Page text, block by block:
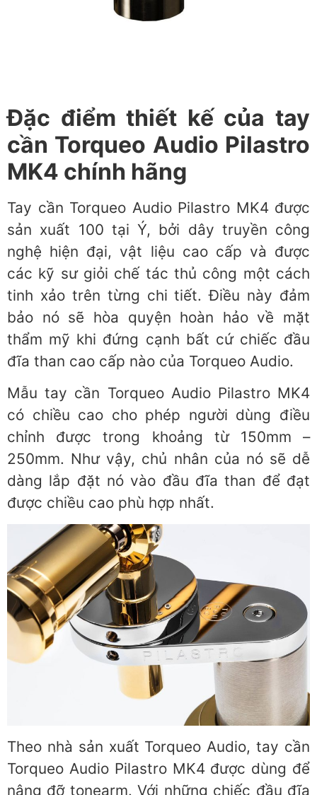
Đặc điểm thiết kế của tay
cần Torqueo Audio Pilastro
MK4 chính hãng
Tay cần Torqueo Audio Pilastro MK4 được
sản xuất 100 tại Ý, bởi dây truyền công
nghệ hiện đại, vật liệu cao cấp và được
các kỹ sư giỏi chế tác thủ công một cách
tinh xảo trên từng chi tiết. Điều này đảm
bảo nó sẽ hòa quyện hoàn hảo về mặt
thẩm mỹ khi đứng cạnh bất cứ chiếc đầu
đĩa than cao cấp nào của Torqueo Audio.
Mẫu tay cần Torqueo Audio Pilastro MK4
có chiều cao cho phép người dùng điều
chỉnh được trong khoảng từ 150mm –
250mm. Như vậy, chủ nhân của nó sẽ dễ
dàng lắp đặt nó vào đầu đĩa than để đạt
được chiều cao phù hợp nhất.
Theo nhà sản xuất Torqueo Audio, tay cần
Torqueo Audio Pilastro MK4 được dùng để
nâng đỡ tonearm. Với những chiếc đầu đĩa